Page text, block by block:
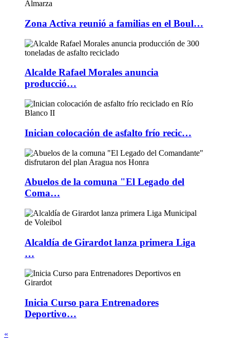
Zona Activa reunió a familias en el Boul…
Alcalde Rafael Morales anuncia
producció…
Inician colocación de asfalto frío recic…
Abuelos de la comuna "El Legado del
Coma…
Alcaldía de Girardot lanza primera Liga
…
Inicia Curso para Entrenadores
Deportivo…
«